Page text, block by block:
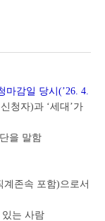
마감일 당시(’26. 4.
청자)과 ‘세대’가
을 말함
존속 포함)으로서
는 사람